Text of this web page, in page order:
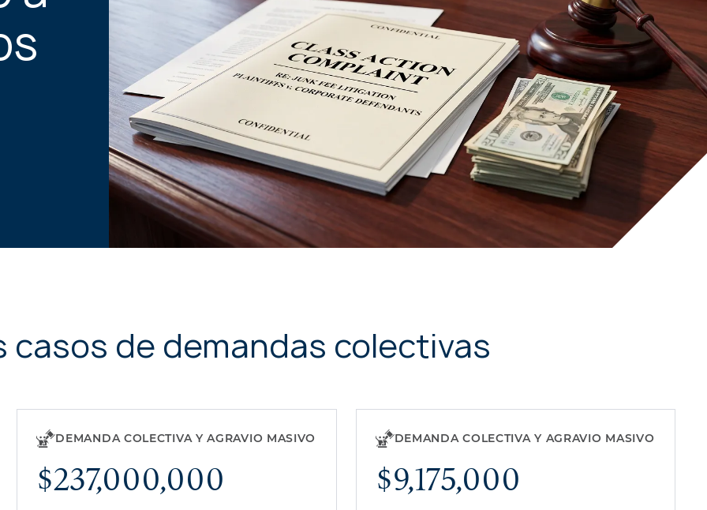
casos de demandas colectivas
DEMANDA COLECTIVA Y AGRAVIO MASIVO
$237,000,000
DEMANDA COLECTIVA Y AGRAVIO MASIVO
$9,175,000